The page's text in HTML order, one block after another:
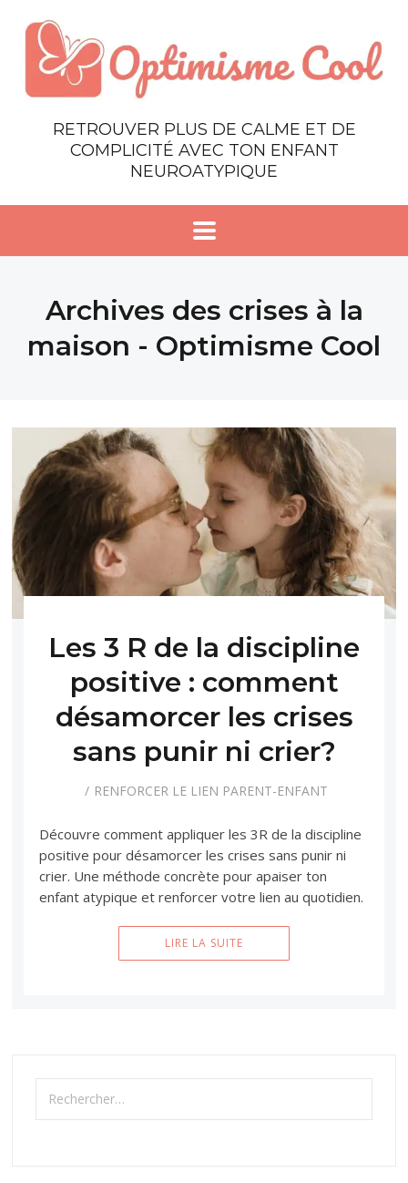
RETROUVER PLUS DE CALME ET DE
COMPLICITÉ AVEC TON ENFANT
NEUROATYPIQUE
Archives des crises à la
maison - Optimisme Cool
Les 3 R de la discipline
positive : comment
désamorcer les crises
sans punir ni crier?
RENFORCER LE LIEN PARENT-ENFANT
Découvre comment appliquer les 3R de la discipline
positive pour désamorcer les crises sans punir ni
crier. Une méthode concrète pour apaiser ton
enfant atypique et renforcer votre lien au quotidien.
LIRE LA SUITE
Rechercher :